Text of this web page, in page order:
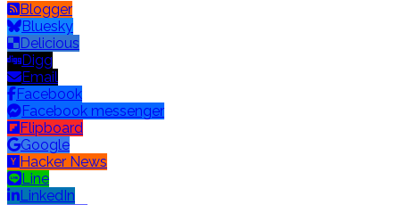
Blogger
Bluesky
Delicious
Digg
Email
Facebook
Facebook messenger
Flipboard
Google
Hacker News
Line
LinkedIn